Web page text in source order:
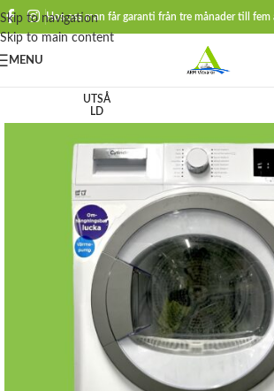
Skip to navigation
Skip to main content
Hos oss man får garanti från tre månader till fem
MENU
UTSÅ
LD